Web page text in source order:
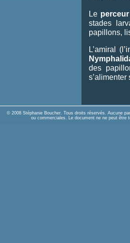
Le
stades
papillons,
L’amiral
des
s’alimenter
© 2008 Stéphanie Boucher. Tous droits réservés. Aucune
ou commerciales. Le document ne ne peut être